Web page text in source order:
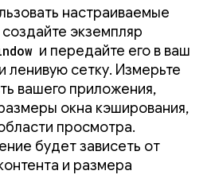
настраиваемые
экземпляр
и передайте его в ваш
ленивую сетку. Измерьте
вашего приложения,
окна кэширования,
просмотра.
будет зависеть от
и размера